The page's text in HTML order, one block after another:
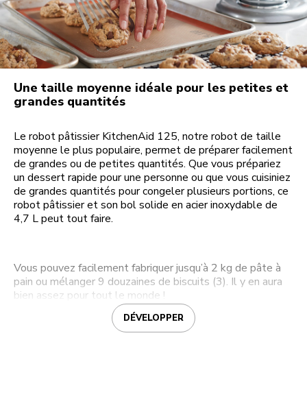
Une taille moyenne idéale pour les petites et
grandes quantités
Le robot pâtissier KitchenAid 125, notre robot de taille
moyenne le plus populaire, permet de préparer facilement
de grandes ou de petites quantités. Que vous prépariez
un dessert rapide pour une personne ou que vous cuisiniez
de grandes quantités pour congeler plusieurs portions, ce
robot pâtissier et son bol solide en acier inoxydable de
4,7 L peut tout faire.
Vous pouvez facilement fabriquer jusqu’à 2 kg de pâte à
pain ou mélanger 9 douzaines de biscuits (3). Il y en aura
bien assez pour tout le monde !
DÉVELOPPER